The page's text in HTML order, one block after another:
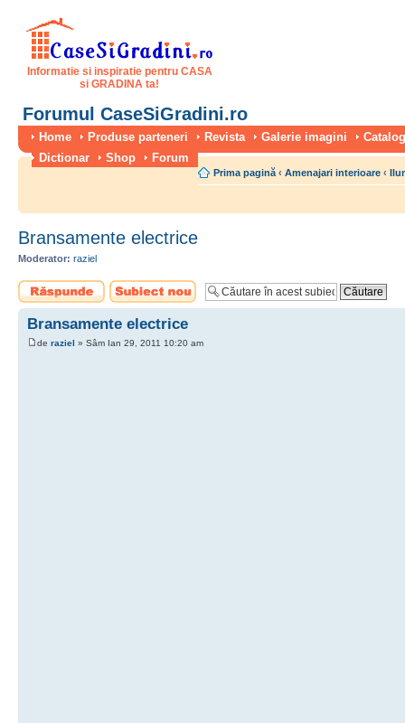
Informatie si inspiratie pentru CASA
si GRADINA ta!
Forumul CaseSiGradini.ro
Home Produse parteneri Revista Galerie imagini
Dictionar
Shop Forum
Prima pagină ‹ Amenajari interioare ‹
Bransamente electrice
Moderator: raziel
Scrie un răspuns
Scrie un subiect
nou
Bransamente electrice
de raziel » Sâm Ian 29, 2011 10:20 am